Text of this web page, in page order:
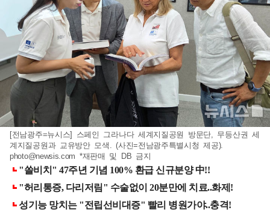
[전남광주=뉴시스] 스페인 그라나다 세계지질공원 방문단, 무등산권 세
계지질공원과 교유방안 모색. (사진=전남광주특별시청 제공).
photo@newsis.com *재판매 및 DB 금지